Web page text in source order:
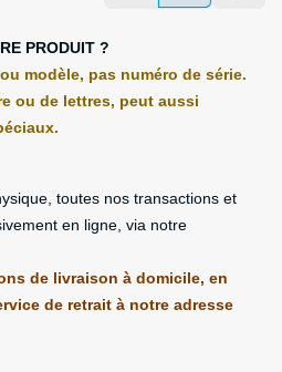
PRODUIT ?
modèle, pas numéro de série.
ou de lettres, peut aussi
toutes nos transactions et
en ligne, via notre
de livraison à domicile, en
de retrait à notre adresse